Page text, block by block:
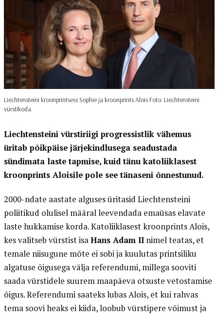
Liechtensteini kroonprintsess Sophie ja kroonprints Alois Foto: Liechtensteini
vürstikoda
Liechtensteini vürstiriigi progressistlik vähemus
üritab põikpäise järjekindlusega seadustada
sündimata laste tapmise, kuid tänu katoliiklasest
kroonprints Aloisile pole see tänaseni õnnestunud.
2000-ndate aastate alguses üritasid Liechtensteini
poliitikud olulisel määral leevendada emaüsas elavate
laste hukkamise korda. Katoliiklasest kroonprints Alois,
kes valitseb vürstist isaHans Adam IInimel teatas, et
temale niisugune mõte ei sobi ja kuulutas printsiliku
algatuse õigusega välja referendumi, millega sooviti
saada vürstidele suurem maapäeva otsuste vetostamise
õigus. Referendumi saateks lubas Alois, et kui rahvas
tema soovi heaks ei kiida, loobub vürstipere võimust ja